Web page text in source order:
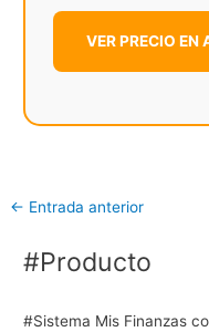
VER PRECIO EN
← Entrada anterior
#Producto
#Sistema Mis Finanzas